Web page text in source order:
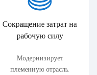
Сокращение затрат на
рабочую силу
Модернизирует
племенную отрасль,